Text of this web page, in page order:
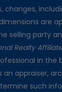
changes,
are
selling party
Realty
in the
an appraiser,
such